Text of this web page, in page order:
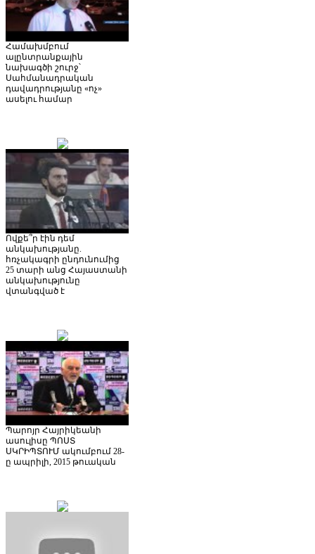
Համախմբում
ալընտրանքային
նախագծի շուրջ՝
Սահմանադրական
դավադրությանը «ոչ»
ասելու համար
Ովքե՞ր էին դեմ
անկախությանը.
հռչակագրի ընդունումից
25 տարի անց Հայաստանի
անկախությունը
վտանգված է
Պարոյր Հայրիկեանի
ասուլիսը ՊՈՍՏ
ՍԿՐԻՊՏՈՒՄ ակումբում 28-
ը ապրիլի, 2015 թուական